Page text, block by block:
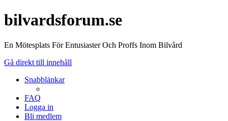
bilvardsforum.se
En Mötesplats För Entusiaster Och Proffs Inom Bilvård
Gå direkt till innehåll
Snabblänkar
FAQ
Logga in
Bli medlem